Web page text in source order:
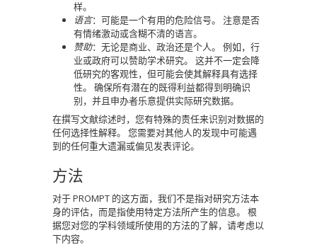
样。
语言：可能是一个有用的危险信号。 注意是否
有情绪激动或含糊不清的语言。
赞助：无论是商业、政治还是个人。 例如，行
业或政府可以赞助学术研究。 这并不一定会降
低研究的客观性，但可能会使其解释具有选择
性。 确保所有潜在的既得利益都得到明确识
别，并且申办者乐意提供实际研究数据。
在撰写文献综述时，您有特殊的责任来识别对数据的
任何选择性解释。 您需要对其他人的发现中可能遇
到的任何重大遗漏或偏见发表评论。
方法
对于 PROMPT 的这方面，我们不是指对研究方法本
身的评估，而是指使用特定方法所产生的信息。 根
据您对您的学科领域所使用的方法的了解，请考虑以
下内容。